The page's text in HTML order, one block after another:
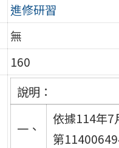
進修研習
無
160
說明：
一、
依據114年7
第